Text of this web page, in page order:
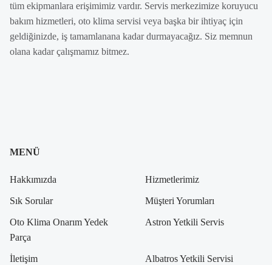
tüm ekipmanlara erişimimiz vardır. Servis merkezimize koruyucu
bakım hizmetleri, oto klima servisi veya başka bir ihtiyaç için
geldiğinizde, iş tamamlanana kadar durmayacağız. Siz memnun
olana kadar çalışmamız bitmez.
MENÜ
Hakkımızda Hizmetlerimiz
Sık Sorular Müşteri Yorumları
Oto Klima Onarım Yedek
Parça
Astron Yetkili Servis
İletişim Albatros Yetkili Servisi